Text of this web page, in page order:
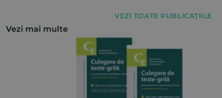
VEZI TOATE PUBLICAȚIILE
Vezi mai multe